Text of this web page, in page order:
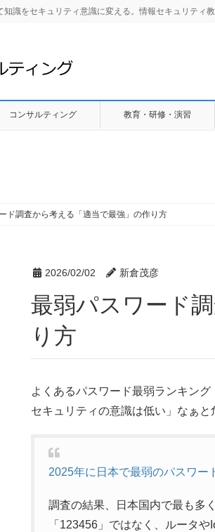
識をセキュリティ意識に変える。情報セキュリティ
コンサルティング 教育・研修・演習
ド調査から考える「適当で最強」の作り方
2026/02/02 新倉茂彦
最弱パスワード
り方
よくあるパスワード最弱ランキン
セキュリティの意識は低い」なぁ
2025年に日本で最弱のパスワー
調査の結果、日本国内で最も多
「123456」ではなく、ルータ